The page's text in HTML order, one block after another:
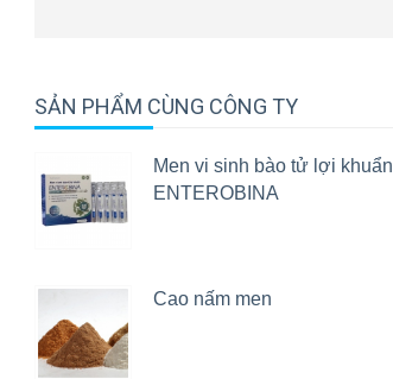
SẢN PHẨM CÙNG CÔNG TY
Men vi sinh bào tử lợi khuẩn
ENTEROBINA
Cao nấm men